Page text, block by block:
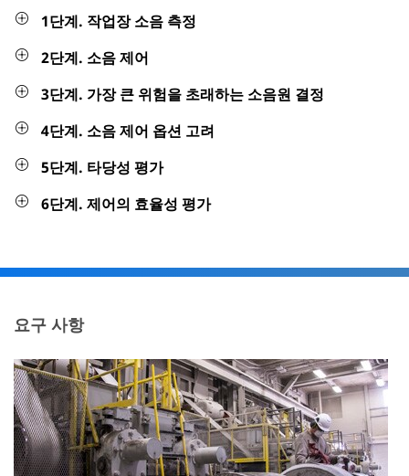
습니다. 고용주는 "실행 가능한 관리 또는 엔지니어링 제
하로 제한해야 합니다. 그러나 1983년 이후 고용주는 OSHA
시행 정책에 따라 100dBA 미만의 TWA 소음 노출에 대한 소
한 내용은OSHA 현장 작동 설명서 4장 27~28페이지(PDF,
2.60MB)를 참조하십시오.
OSHA와 달리 광산안전보건청(MSHA}은 광산 운영자가 청
력 보호구가 제공하는 소음 감소를 고려하지 않고 가능한 소
음 제어를 구현하도록 요구합니다. 청력 보호에 덜 의존하면